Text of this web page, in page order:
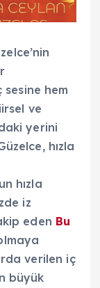
sesine hem
ve
yerini
hızla
hızla
iz
eden Bu
verilen iç
büyük